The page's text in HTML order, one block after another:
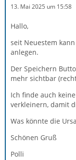
13. Mai 2025 um 15:58
Hallo,
seit Neuestem
anlegen.
Der Speichern
mehr sichtbar
Ich finde auch
verkleinern, damit
Was könnte die
Schönen Gruß
Polli